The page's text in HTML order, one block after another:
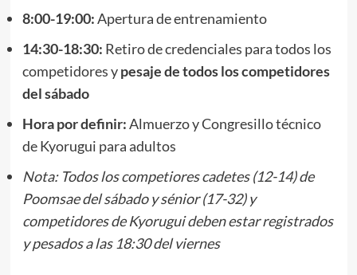
8:00-19:00:Apertura de entrenamiento
14:30-18:30: Retiro de credenciales para todos los
competidores ypesaje de todos los competidores
del sábado
Hora por definir:Almuerzo y Congresillo técnico
de Kyorugui para adultos
Nota: Todos los competiores cadetes (12-14) de
Poomsae del sábado y sénior (17-32) y
competidores de Kyorugui deben estar registrados
y pesados a las 18:30 del viernes